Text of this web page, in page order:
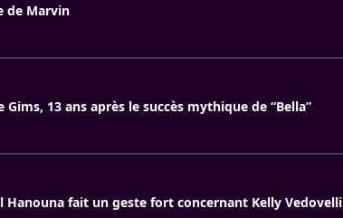
de Marvin
13 ans après le succès mythique de “Bella”
Hanouna fait un geste fort concernant Kelly Vedovelli